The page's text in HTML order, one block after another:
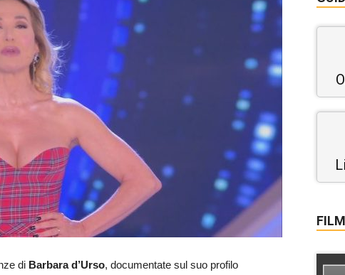
di Barbara d’Urso, documentate sul suo profilo